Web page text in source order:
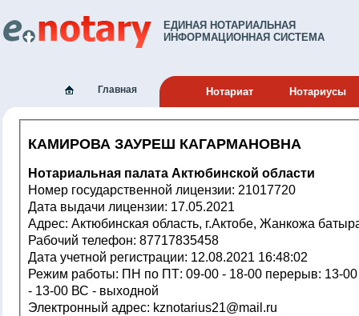
ЕДИНАЯ НОТАРИАЛЬНАЯ
ИНФОРМАЦИОННАЯ СИСТЕМА
Главная Нотариат Нотариусы
КАМИРОВА ЗАУРЕШ КАГАРМАНОВНА
Нотариальная палата Актюбинской области
Номер государственной лицензии: 21017720
Дата выдачи лицензии: 17.05.2021
Адрес: Актюбинская область, г.Актобе, Жанкожа
Рабочий телефон: 87717835458
Дата учетной регистрации: 12.08.2021 16:48:02
Режим работы: ПН по ПТ: 09-00 - 18-00 перерыв: 13-00 - 14-00 СБ 10-00
- 13-00 ВС - выходной
Электронный адрес: kznotarius21@mail.ru